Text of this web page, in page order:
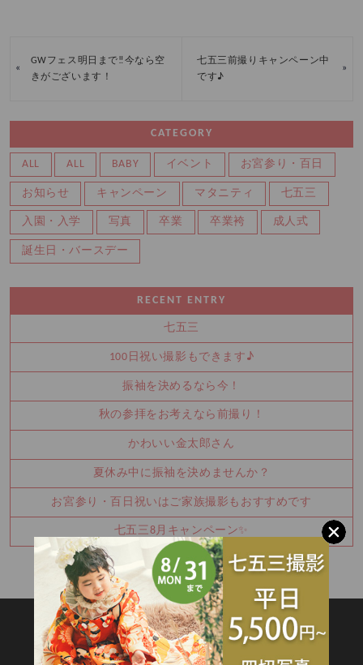
«
GWフェス明日まで‼今なら空
きがございます！
七五三前撮りキャンペーン中
です♪
»
CATEGORY
ALL ALL BABY イベント お宮参り・百日
お知らせ キャンペーン マタニティ 七五三
入園・入学 写真 卒業 卒業袴 成人式
誕生日・バースデー
RECENT ENTRY
七五三
100日祝い撮影もできます♪
振袖を決めるなら今！
秋の参拝をお考えなら前撮り！
かわいい金太郎さん
夏休み中に振袖を決めませんか？
お宮参り・百日祝いはご家族撮影もおすすめです
七五三8月キャンペーン✨
SITEMAP